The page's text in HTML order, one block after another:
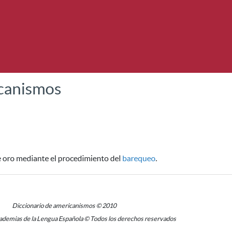
mediante el procedimiento del barequeo.
Diccionario de americanismos © 2010
de la Lengua Española © Todos los derechos reservados